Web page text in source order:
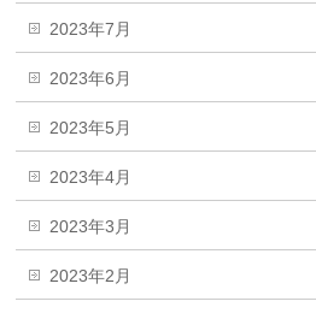
2023年7月
2023年6月
2023年5月
2023年4月
2023年3月
2023年2月